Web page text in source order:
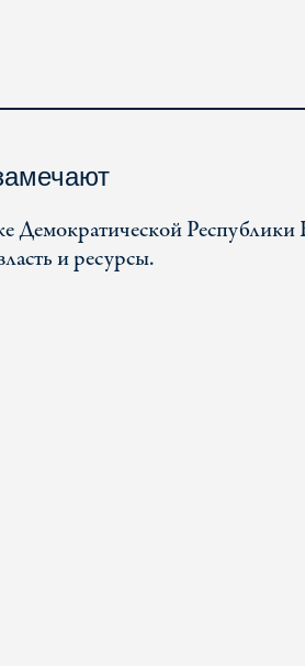
Демократической
и ресурсы.